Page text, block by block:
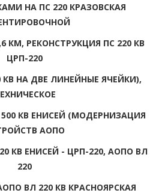
НА ПС 220 КРАЗОВСКАЯ
КМ, РЕКОНСТРУКЦИЯ ПС 220 КВ
ЦРП-220
КВ НА ДВЕ ЛИНЕЙНЫЕ ЯЧЕЙКИ),
КВ ЕНИСЕЙ (МОДЕРНИЗАЦИЯ
АОПО
КВ ЕНИСЕЙ - ЦРП-220, АОПО ВЛ
220
ВЛ 220 КВ КРАСНОЯРСКАЯ